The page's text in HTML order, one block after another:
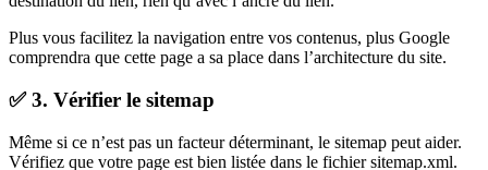
Plus vous facilitez la navigation entre vos contenus, plus Google
comprendra que cette page a sa place dans l’architecture du site.
✅ 3. Vérifier le sitemap
Même si ce n’est pas un facteur déterminant, le sitemap peut aider.
Vérifiez que votre page est bien listée dans le fichier sitemap.xml.